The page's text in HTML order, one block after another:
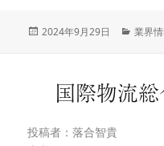
投
2024年9月29日
カ
ー
業界
国際物流
投稿者：落合智貴